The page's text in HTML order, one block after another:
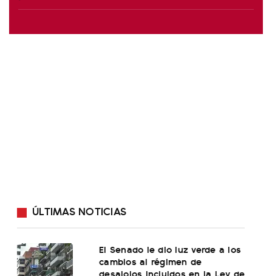
ÚLTIMAS NOTICIAS
El Senado le dio luz verde a los
cambios al régimen de